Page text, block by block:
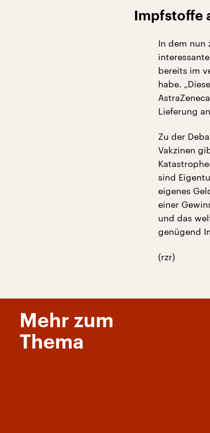
Impfstoffe
In dem nun
bereits im
habe.
Lieferung
Zu der
Vakzinen
sind
eigenes
einer
und das
genügend
(rzr)
Mehr zum
Thema